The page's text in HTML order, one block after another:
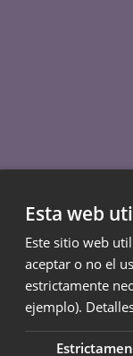
Esta web
Este sitio web
aceptar o no el
estrictamente
ejemplo).